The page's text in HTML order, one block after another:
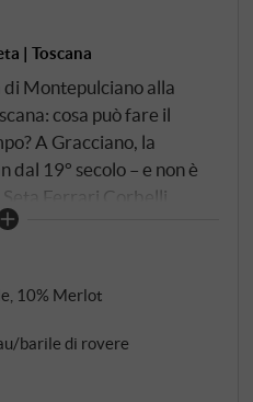
| Toscana
di Montepulciano alla
cosa può fare il
A Gracciano, la
dal 19° secolo – e non è
Seta Ferrari Corbelli
antichi della
a 300-350 metri di
a sud-est, su terreni
Gentile di
che è
90 per cento
10% Merlot
barile di rovere